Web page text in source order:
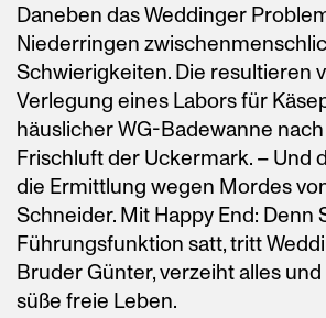
Daneben das Weddinger
Niederringen
Schwierigkeiten. Die resultieren
Verlegung eines Labors für
häuslicher WG-Badewanne
Frischluft der Uckermark. – Und
die Ermittlung wegen Mordes
Schneider. Mit Happy End: Denn
Führungsfunktion satt, tritt
Bruder Günter, verzeiht alles
süße freie Leben.